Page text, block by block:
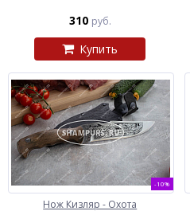
310 руб.
Купить
-10%
Нож Кизляр - Охота